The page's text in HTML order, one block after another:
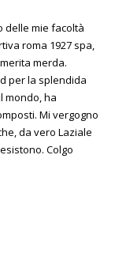
delle mie facoltà
roma 1927 spa,
merda.
per la splendida
mondo, ha
Mi vergogno
da vero Laziale
Colgo